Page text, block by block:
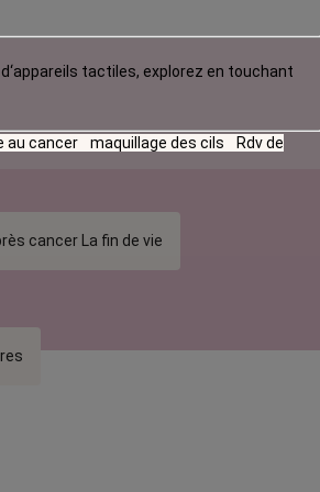
cancer La fin de vie
tactiles, explorez en touchant
au cancer maquillage des cils
Rdv de